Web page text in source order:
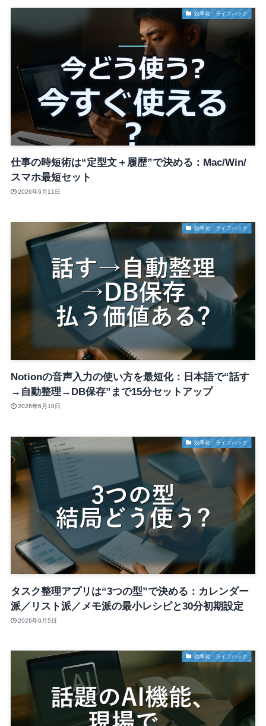
効率化・ライフハック
仕事の時短術は“定型文＋履歴”で決める：Mac/Win/
スマホ最短セット
2026年6月11日
効率化・ライフハック
Notionの音声入力の使い方を最短化：日本語で“話す
→自動整理→DB保存”まで15分セットアップ
2026年6月10日
効率化・ライフハック
タスク整理アプリは“3つの型”で決める：カレンダー
派／リスト派／メモ派の最小レシピと30分初期設定
2026年6月5日
効率化・ライフハック